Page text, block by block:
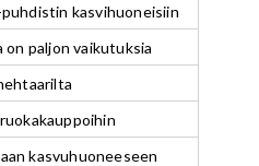
kasvihuoneisiin
on paljon vaikutuksia
kasvuhuoneeseen